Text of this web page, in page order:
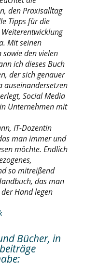
den Praxisalltag
Tipps für die
Mit seinen
den vielen
ich dieses Buch
der sich genauer
auseinandersetzen
Social Media
Unternehmen mit
IT-Dozentin
man immer und
möchte. Endlich
so mitreißend
das man
Hand legen
Bücher, in